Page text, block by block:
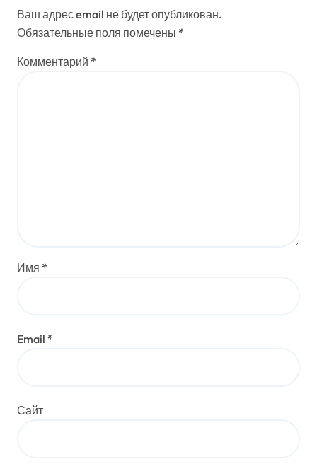
Ваш адрес email не будет опубликован.
Обязательные поля помечены *
Комментарий *
Имя *
Email *
Сайт